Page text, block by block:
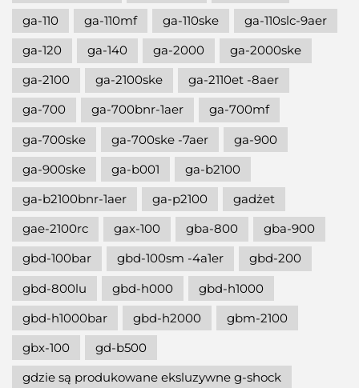
ga-110 ga-110mf ga-110ske
ga-110slc-9aer
ga-120
ga-140 ga-2000
ga-2000ske
ga-2100
ga-2100ske
ga-2110et -8aer
ga-700
ga-700bnr-1aer
ga-700mf
ga-700ske
ga-700ske -7aer
ga-900
ga-900ske
ga-b001
ga-b2100
ga-b2100bnr-1aer
ga-p2100
gadżet
gae-2100rc
gax-100 gba-800
gba-900
gbd-100bar
gbd-100sm -4a1er
gbd-200
gbd-800lu
gbd-h000
gbd-h1000
gbd-h1000bar
gbd-h2000
gbm-2100
gbx-100
gd-b500
gdzie są produkowane eksluzywne g-shock